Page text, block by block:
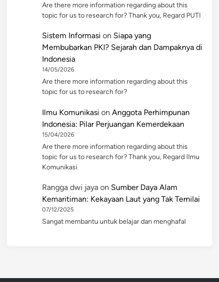
Are there more information regarding about this
topic for us to research for? Thank you, Regard PUTI
Sistem Informasi on Siapa yang
Membubarkan PKI? Sejarah dan Dampaknya di
Indonesia
14/05/2026
Are there more information regarding about this
topic for us to research for?
Ilmu Komunikasi on Anggota Perhimpunan
Indonesia: Pilar Perjuangan Kemerdekaan
15/04/2026
Are there more information regarding about this
topic for us to research for? Thank you, Regard Ilmu
Komunikasi
Rangga dwi jaya on Sumber Daya Alam
Kemaritiman: Kekayaan Laut yang Tak Ternilai
07/12/2025
Sangat membantu untuk belajar dan menghafal